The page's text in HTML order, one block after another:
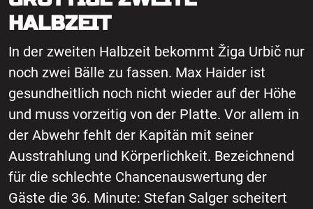
HALBZEIT
In der zweiten Halbzeit bekommt Žiga Urbič nur
noch zwei Bälle zu fassen. Max Haider ist
gesundheitlich noch nicht wieder auf der Höhe
und muss vorzeitig von der Platte. Vor allem in
der Abwehr fehlt der Kapitän mit seiner
Ausstrahlung und Körperlichkeit. Bezeichnend
für die schlechte Chancenauswertung der
Gäste die 36. Minute: Stefan Salger scheitert